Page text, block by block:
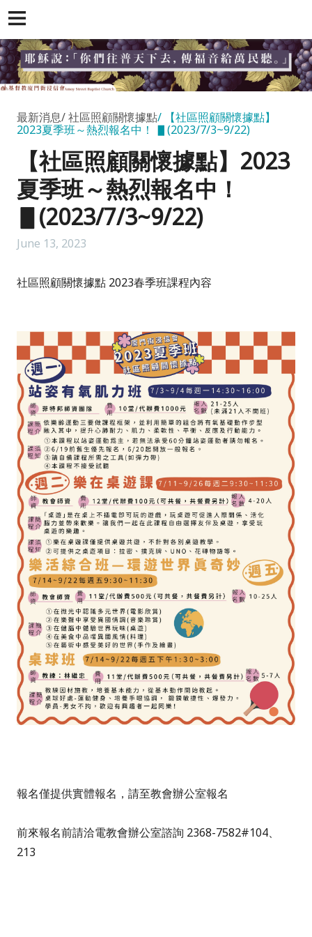
最新消息 社區照顧關懷據點
【社區照顧關懷據點】
2023夏季班～熱烈報名中！ ▋(2023/7/3~9/22)
【社區照顧關懷據點】2023
夏季班～熱烈報名中！
▋(2023/7/3~9/22)
June 13, 2023
社區照顧關懷據點 2023春季班課程內容
報名僅提供實體報名，請至教會辦公室報名
前來報名前請洽電教會辦公室諮詢 2368-7582#104、
213